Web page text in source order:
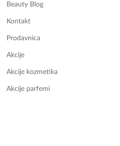
Beauty Blog
Kontakt
Prodavnica
Akcije
Akcije kozmetika
Akcije parfemi